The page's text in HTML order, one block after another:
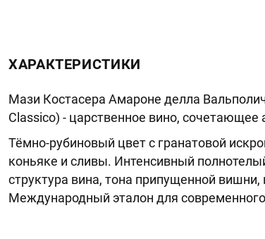
ХАРАКТЕРИСТИКИ
Мази Костасера Амароне делла
Classico) - царственное вино,
Тёмно-рубиновый цвет с гранатовой
коньяке и сливы. Интенсивный
структура вина, тона припущенной
Международный эталон для